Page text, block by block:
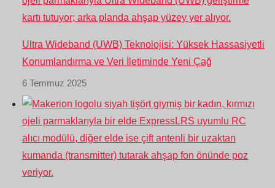
Ultra Wideband (UWB) Teknolojisi: Yüksek Hassasiyetli
Konumlandırma ve Veri İletiminde Yeni Çağ
6 Temmuz 2025